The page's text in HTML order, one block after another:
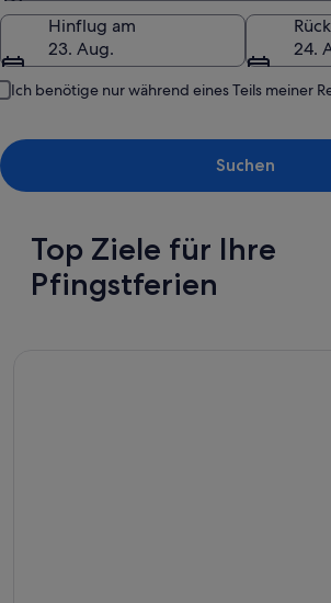
Reiseziel
Hinflug am
23. Aug.
24.
Ich benötige nur während eines Teils meiner
Suchen
Top Ziele für Ihre
Pfingstferien